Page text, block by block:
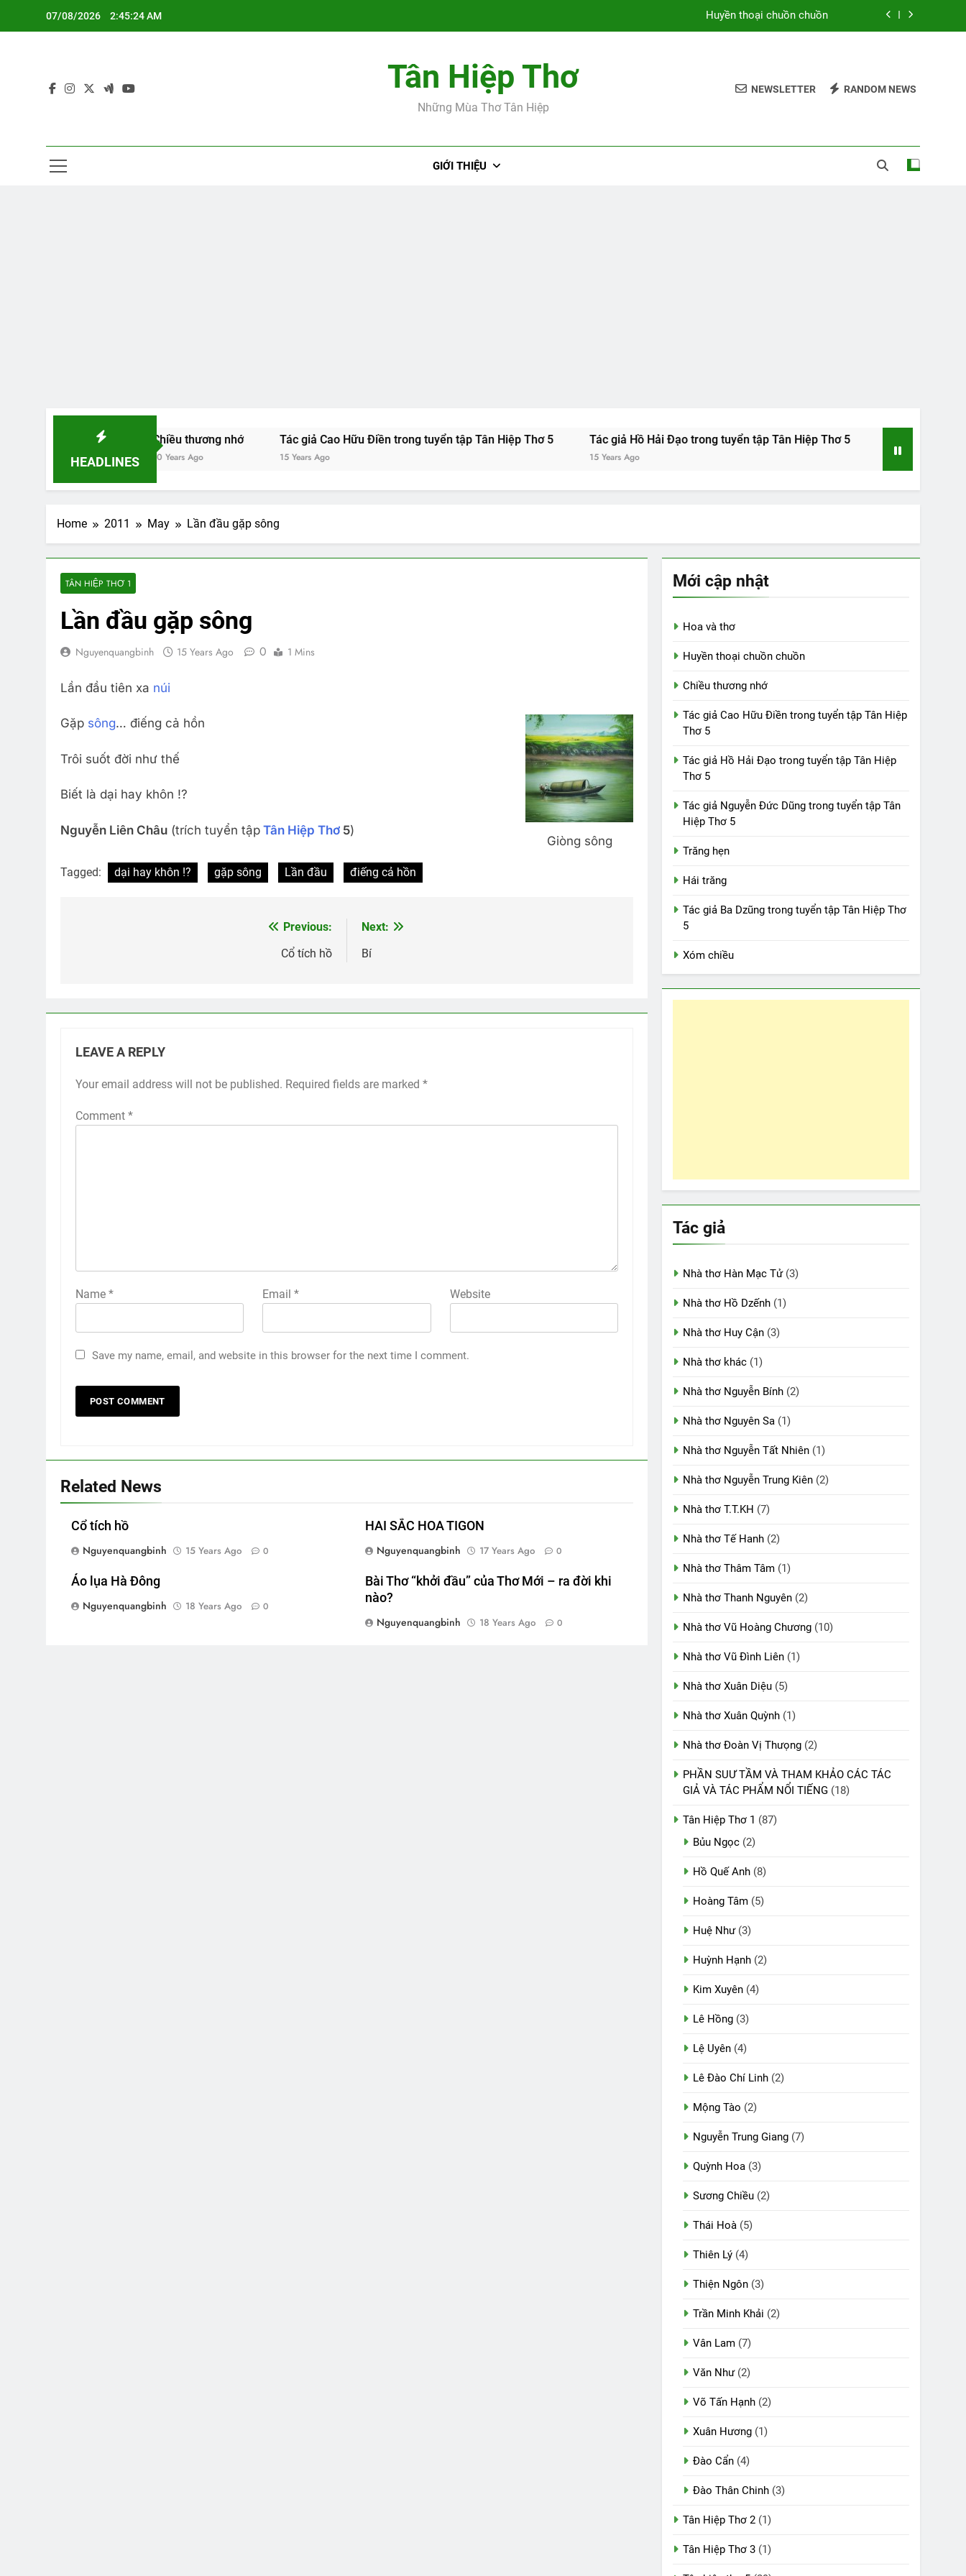
07/08/2026 2:45:24 AM Huyền thoại chuồn chuồn
Tác giả Cao Hữu Điền trong tuyển tập Tân Hiệp Thơ 5
Tân Hiệp Thơ
Những Mùa Thơ Tân Hiệp
NEWSLETTER RANDOM NEWS
GIỚI THIỆU
HEADLINES
Chiều thương nhớ
10 Years Ago
Tác giả Cao Hữu Điền trong tuyển tập Tân Hiệp Thơ 5 Tác giả Hồ Hải Đạo trong tuyển tập Tân Hiệp Thơ 5 Tác giả Nguyễn Đức
Home 2011 May Lần đầu gặp sông
TÂN HIỆP THƠ 1
Lần đầu gặp sông
Nguyenquangbinh 15 Years Ago 0 1 Mins
Lần đầu tiên xa núi
Giòng sông
Gặp sông… điếng cả hồn
Trôi suốt đời như thế
Biết là dại hay khôn !?
Nguyễn Liên Châu (trích tuyển tập Tân Hiệp Thơ 5)
Tagged: dại hay khôn !? gặp sông Lần đầu điếng cả hồn
Previous:
Cổ tích hồ
Next:
Bí
LEAVE A REPLY
Your email address will not be published. Required fields are marked *
Comment *
Name * Email* Website
Save my name, email, and website in this browser for the next time I comment.
Related News
Cổ tích hồ
Nguyenquangbinh
15 Years Ago 0
HAI SẮC HOA TIGON
Nguyenquangbinh
17 Years Ago 0
Áo lụa Hà Đông
Nguyenquangbinh
18 Years Ago 0
Bài Thơ “khởi đầu” của Thơ Mới – ra đời khi
nào?
Nguyenquangbinh
18 Years Ago 0
Mới cập nhật
Hoa và thơ
Huyền thoại chuồn chuồn
Chiều thương nhớ
Tác giả Cao Hữu Điền trong tuyển tập Tân Hiệp
Thơ 5
Tác giả Hồ Hải Đạo trong tuyển tập Tân Hiệp
Thơ 5
Tác giả Nguyễn Đức Dũng trong tuyển tập Tân
Hiệp Thơ 5
Trăng hẹn
Hái trăng
Tác giả Ba Dzũng trong tuyển tập Tân Hiệp Thơ
5
Xóm chiều
Tác giả
Nhà thơ Hàn Mạc Tử(3)
Nhà thơ Hồ Dzếnh (1)
Nhà thơ Huy Cận (3)
Nhà thơ khác (1)
Nhà thơ Nguyễn Bính (2)
Nhà thơ Nguyên Sa (1)
Nhà thơ Nguyễn Tất Nhiên (1)
Nhà thơ Nguyễn Trung Kiên (2)
Nhà thơ T.T.KH (7)
Nhà thơ Tế Hanh (2)
Nhà thơ Thâm Tâm (1)
Nhà thơ Thanh Nguyên (2)
Nhà thơ Vũ Hoàng Chương (10)
Nhà thơ Vũ Đình Liên (1)
Nhà thơ Xuân Diệu (5)
Nhà thơ Xuân Quỳnh (1)
Nhà thơ Đoàn Vị Thưọng (2)
PHẦN SUƯ TẦM VÀ THAM KHẢO CÁC TÁC
GIẢ VÀ TÁC PHẨM NỔI TIẾNG (18)
Tân Hiệp Thơ 1 (87)
Bủu Ngọc (2)
Hồ Quế Anh (8)
Hoàng Tâm (5)
Huệ Như(3)
Huỳnh Hạnh (2)
Kim Xuyên (4)
Lê Hồng (3)
Lệ Uyên (4)
Lê Đào Chí Linh (2)
Mộng Tào (2)
Nguyễn Trung Giang (7)
Quỳnh Hoa (3)
Sương Chiều (2)
Thái Hoà (5)
Thiên Lý (4)
Thiện Ngôn (3)
Trần Minh Khải (2)
Vân Lam (7)
Văn Như(2)
Võ Tấn Hạnh (2)
Xuân Hương (1)
Đào Cẩn (4)
Đào Thân Chinh (3)
Tân Hiệp Thơ 2 (1)
Tân Hiệp Thơ 3 (1)